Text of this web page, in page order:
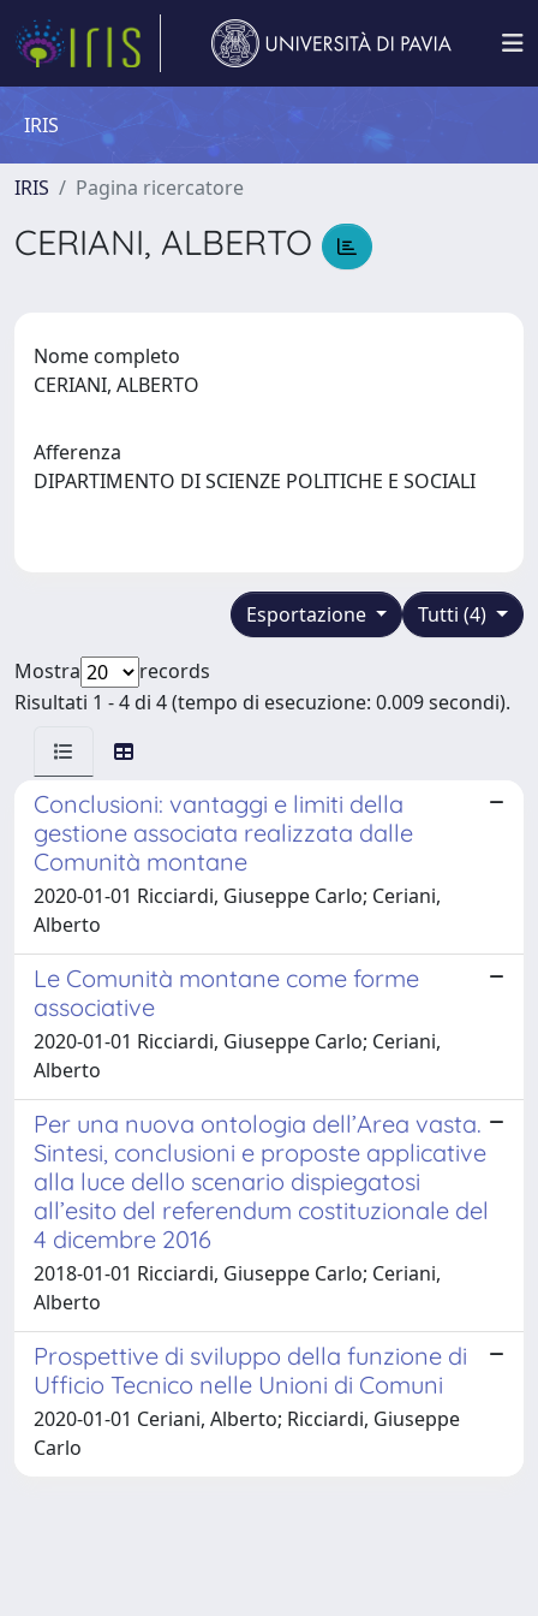
IRIS
IRIS Pagina ricercatore
CERIANI, ALBERTO
Nome completo
CERIANI, ALBERTO
Afferenza
DIPARTIMENTO DI SCIENZE POLITICHE E SOCIALI
Tutti (4)
Esportazione
Mostra
records
Risultati 1 - 4 di 4 (tempo di esecuzione: 0.009 secondi).
Conclusioni: vantaggi e limiti della
gestione associata realizzata dalle
Comunità montane
2020-01-01 Ricciardi, Giuseppe Carlo; Ceriani,
Alberto
Le Comunità montane come forme
associative
2020-01-01 Ricciardi, Giuseppe Carlo; Ceriani,
Alberto
Per una nuova ontologia dell’Area vasta.
Sintesi, conclusioni e proposte applicative
alla luce dello scenario dispiegatosi
all’esito del referendum costituzionale del
4 dicembre 2016
2018-01-01 Ricciardi, Giuseppe Carlo; Ceriani,
Alberto
Prospettive di sviluppo della funzione di
Ufficio Tecnico nelle Unioni di Comuni
2020-01-01 Ceriani, Alberto; Ricciardi, Giuseppe
Carlo